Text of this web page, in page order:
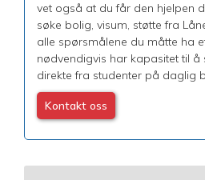
vet også at du får den hjelpen
søke bolig, visum, støtte fra
alle spørsmålene du måtte ha
nødvendigvis har kapasitet til
direkte fra studenter på daglig
Kontakt oss